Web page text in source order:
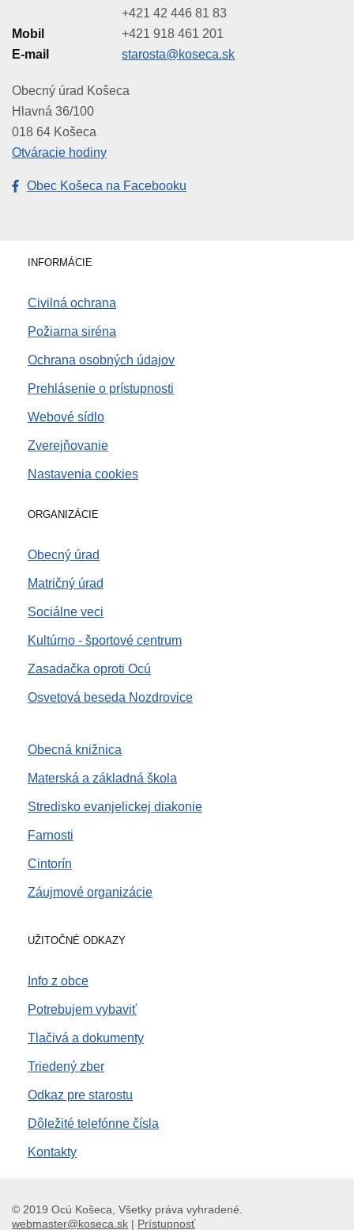
+421 42 446 81 83
Mobil
+421 918 461 201
E-mail
starosta@koseca.sk
Obecný úrad Košeca
Hlavná 36/100
018 64 Košeca
Otváracie hodiny
Obec Košeca na Facebooku
INFORMÁCIE
Civilná ochrana
Požiarna siréna
Ochrana osobných údajov
Prehlásenie o prístupnosti
Webové sídlo
Zverejňovanie
Nastavenia cookies
ORGANIZÁCIE
Obecný úrad
Matričný úrad
Sociálne veci
Kultúrno - športové centrum
Zasadačka oproti Ocú
Osvetová beseda Nozdrovice
Obecná knižnica
Materská a základná škola
Stredisko evanjelickej diakonie
Farnosti
Cintorín
Záujmové organizácie
UŽITOČNÉ ODKAZY
Info z obce
Potrebujem vybaviť
Tlačivá a dokumenty
Triedený zber
Odkaz pre starostu
Dôležité telefónne čísla
Kontakty
© 2019 Ocú Košeca, Všetky práva vyhradené.
webmaster@koseca.sk | Prístupnosť